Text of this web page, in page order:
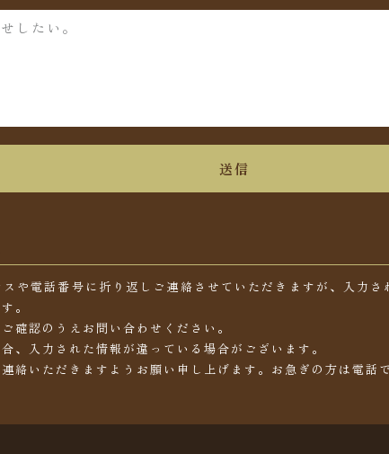
送信
や電話番号に折り返しご連絡させていただきますが、入力
。
確認のうえお問い合わせください。
、入力された情報が違っている場合がございます。
絡いただきますようお願い申し上げます。お急ぎの方は電話